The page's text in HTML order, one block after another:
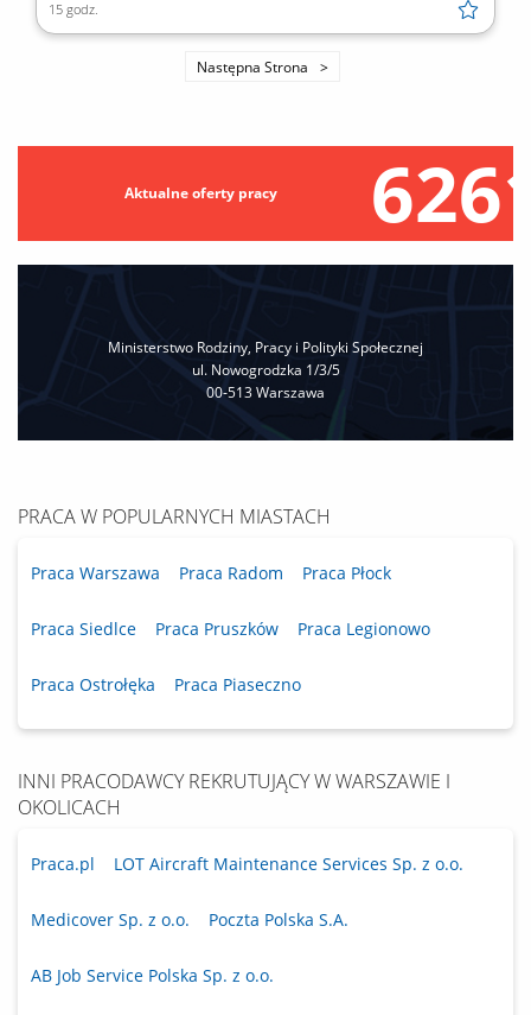
15 godz.
Następna Strona
Aktualne oferty pracy
Ministerstwo Rodziny, Pracy i Polityki Społecznej
ul. Nowogrodzka 1/3/5
00‐513 Warszawa
PRACA W POPULARNYCH MIASTACH
Praca Warszawa Praca Radom Praca Płock
Praca Siedlce Praca Pruszków Praca Legionowo
Praca Ostrołęka Praca Piaseczno
INNI PRACODAWCY REKRUTUJĄCY W WARSZAWIE I
OKOLICACH
Praca.pl LOT Aircraft Maintenance Services Sp. z o.o.
Medicover Sp. z o.o. Poczta Polska S.A.
AB Job Service Polska Sp. z o.o.